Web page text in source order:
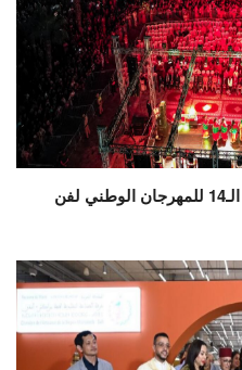
الدشيرة تسدل الستار على الدورة الـ14 للمهرجان الوطني لفن